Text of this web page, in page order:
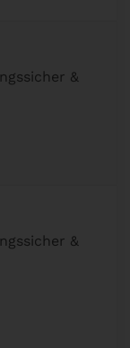
&
&